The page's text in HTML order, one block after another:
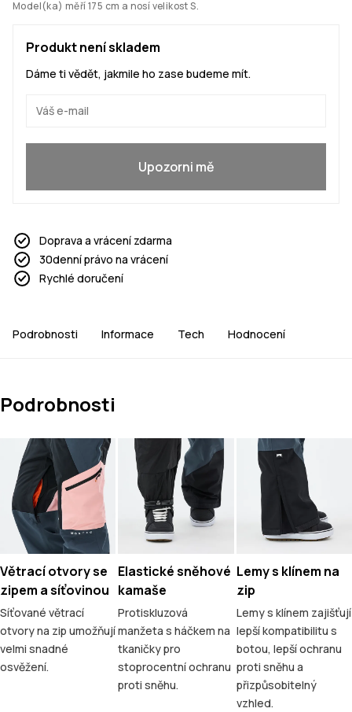
Model(ka) měří 175 cm a nosí velikost S.
Produkt není skladem
Dáme ti vědět, jakmile ho zase budeme mít.
Upozorni mě
Doprava a vrácení zdarma
30denní právo na vrácení
Rychlé doručení
Podrobnosti Informace Tech Hodnocení
Podrobnosti
Větrací otvory se
zipem a síťovinou
Síťované větrací
otvory na zip umožňují
velmi snadné
osvěžení.
Elastické sněhové
kamaše
Protiskluzová
manžeta s háčkem na
tkaničky pro
stoprocentní ochranu
proti sněhu.
Lemy s klínem na
zip
Lemy s klínem zajišťují
lepší kompatibilitu s
botou, lepší ochranu
proti sněhu a
přizpůsobitelný
vzhled.